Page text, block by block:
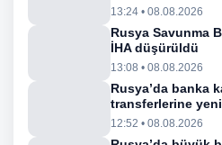
13:24 • 08.08.2026
Rusya Savunma
İHA düşürüldü
13:08 • 08.08.2026
Rusya’da banka
transferlerine
12:52 • 08.08.2026